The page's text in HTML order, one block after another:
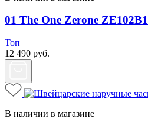
01 The One Zerone ZE102B1
Топ
12 490 руб.
В наличии в магазине